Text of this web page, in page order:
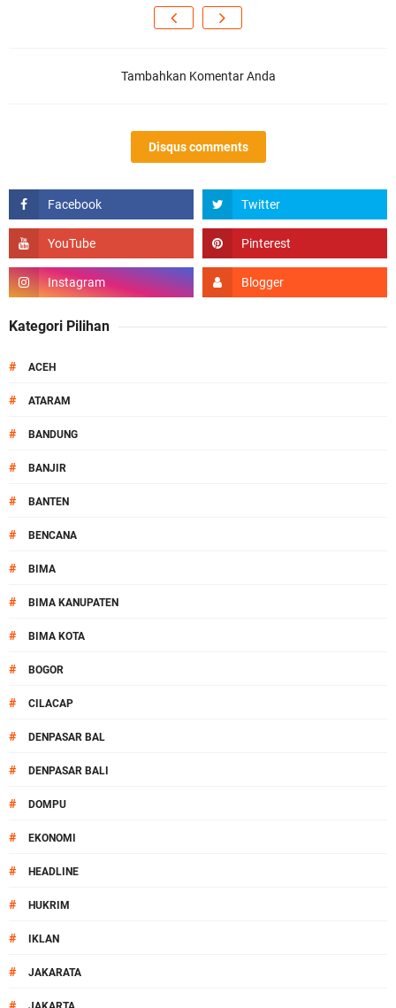
Tambahkan Komentar Anda
Disqus comments
Kategori Pilihan
# ACEH
# ATARAM
# BANDUNG
# BANJIR
# BANTEN
# BENCANA
# BIMA
# BIMA KANUPATEN
# BIMA KOTA
# BOGOR
# CILACAP
# DENPASAR BAL
# DENPASAR BALI
# DOMPU
# EKONOMI
# HEADLINE
# HUKRIM
# IKLAN
# JAKARATA